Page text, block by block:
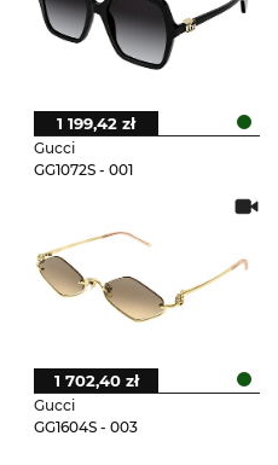
Gucci
GG1072S - 001
1 199,42 zł
Gucci
GG1604S - 003
1 702,40 zł